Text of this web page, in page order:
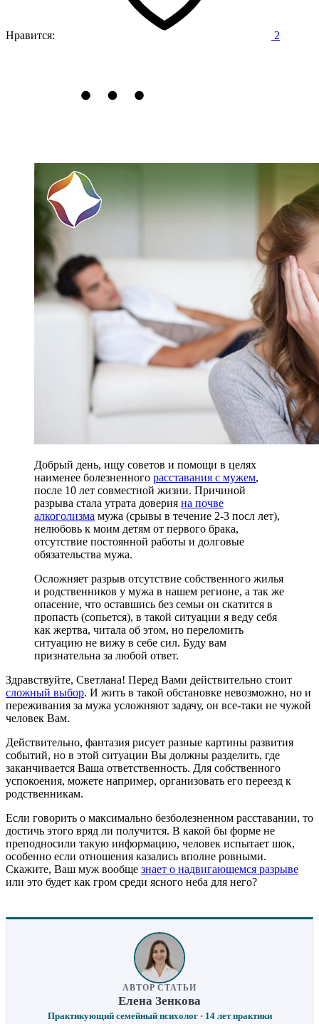
Нравится: 2
Добрый день, ищу советов и помощи в целях
наименее болезненного расставания с мужем,
после 10 лет совместной жизни. Причиной
разрыва стала утрата доверия на почве
алкоголизма мужа (срывы в течение 2-3 посл лет),
нелюбовь к моим детям от первого брака,
отсутствие постоянной работы и долговые
обязательства мужа.
Осложняет разрыв отсутствие собственного жилья
и родственников у мужа в нашем регионе, а так же
опасение, что оставшись без семьи он скатится в
пропасть (сопьется), в такой ситуации я веду себя
как жертва, читала об этом, но переломить
ситуацию не вижу в себе сил. Буду вам
признательна за любой ответ.
Здравствуйте, Светлана! Перед Вами действительно стоит
сложный выбор. И жить в такой обстановке невозможно, но и
переживания за мужа усложняют задачу, он все-таки не чужой
человек Вам.
Действительно, фантазия рисует разные картины развития
событий, но в этой ситуации Вы должны разделить, где
заканчивается Ваша ответственность. Для собственного
успокоения, можете например, организовать его переезд к
родственникам.
Если говорить о максимально безболезненном расставании, то
достичь этого вряд ли получится. В какой бы форме не
преподносили такую информацию, человек испытает шок,
особенно если отношения казались вполне ровными.
Скажите, Ваш муж вообще знает о надвигающемся разрыве
или это будет как гром среди ясного неба для него?
АВТОР СТАТЬИ
Елена Зенкова
Практикующий семейный психолог · 14 лет практики